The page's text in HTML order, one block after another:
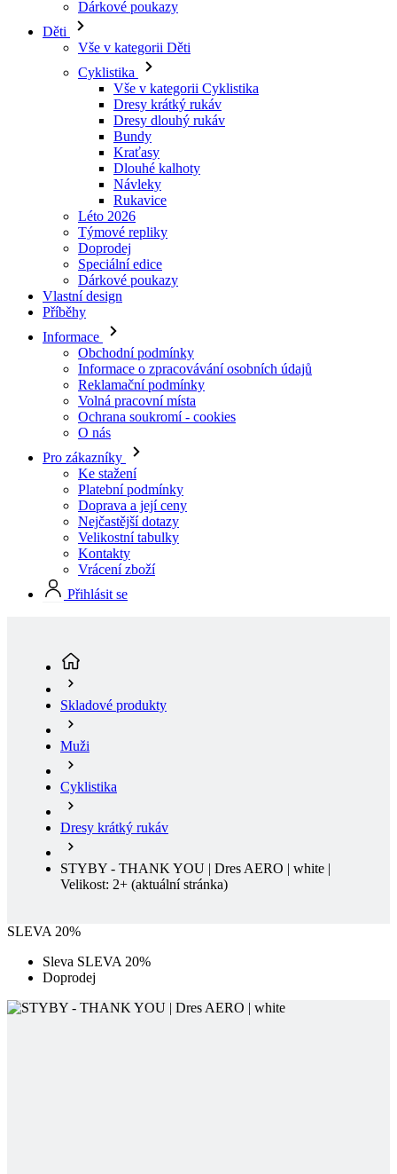
Vše v kategorii Cyklistika
Dresy dlouhý rukáv
Bundy
Kraťasy
Dlouhé kalhoty
Návleky
Rukavice
Léto 2026
Týmové repliky
Doprodej
Speciální edice
Dárkové poukazy
Vlastní design
Příběhy
Informace
Obchodní podmínky
Informace o zpracovávání osobních údajů
Reklamační podmínky
Volná pracovní místa
Ochrana soukromí - cookies
O nás
Pro zákazníky
Ke stažení
Platební podmínky
Doprava a její ceny
Nejčastější dotazy
Velikostní tabulky
Kontakty
Vrácení zboží
Přihlásit se
Muži
Cyklistika
Dresy krátký rukáv
STYBY - THANK YOU | Dres AERO | white |
Velikost: 2+
SLEVA 20%
Sleva SLEVA 20%